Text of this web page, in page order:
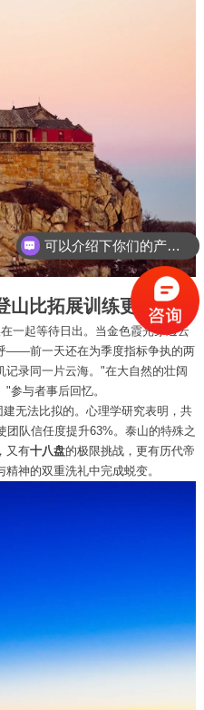
山比拓展训练更有效
一起等待日出。当金色霞光穿透云
——前一天还在为季度指标争执的两
录同一片云海。"在大自然的壮阔
参与者事后回忆。
无法比拟的。心理学研究表明，共
团队信任度提升63%。泰山的特殊之
又有十八盘的极限挑战，更有历代帝
神的双重洗礼中完成蜕变。
可以介绍下你们的产品么？